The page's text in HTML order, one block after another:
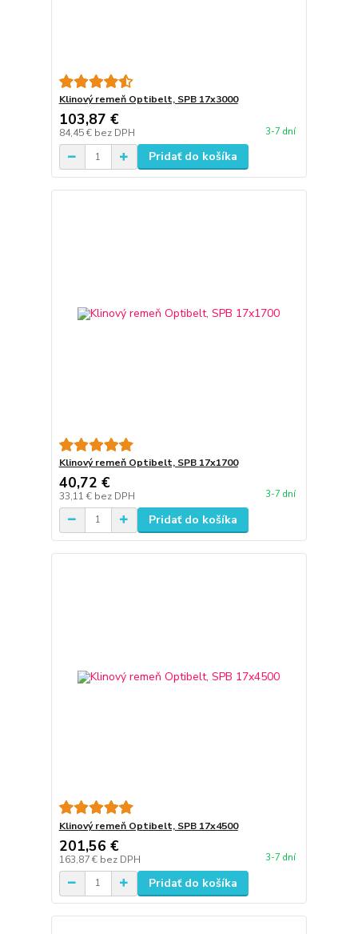
Klinový remeň Optibelt, SPB 17x3000
103,87 €
84,45 € bez DPH 3-7 dní
Pridať do košíka
Klinový remeň Optibelt, SPB 17x1700
40,72 €
33,11 € bez DPH 3-7 dní
Pridať do košíka
Klinový remeň Optibelt, SPB 17x4500
201,56 €
163,87 € bez DPH 3-7 dní
Pridať do košíka